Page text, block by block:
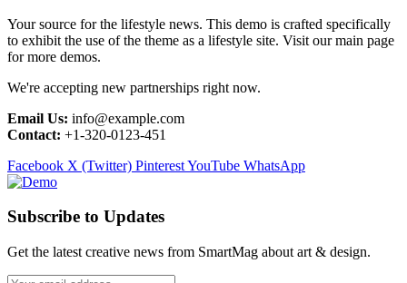
Your source for the lifestyle news. This demo is crafted specifically
to exhibit the use of the theme as a lifestyle site. Visit our main page
for more demos.
We're accepting new partnerships right now.
Email Us: info@example.com
Contact: +1-320-0123-451
Facebook X (Twitter) PinterestYouTube WhatsApp
Subscribe to Updates
Get the latest creative news from SmartMag about art & design.